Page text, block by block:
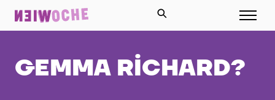
GEMMA RICHARD?